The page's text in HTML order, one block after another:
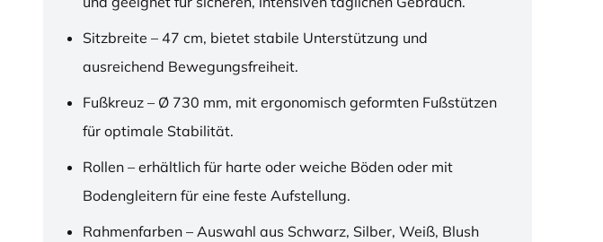
Sitzbreite – 47 cm, bietet stabile Unterstützung und
ausreichend Bewegungsfreiheit.
Fußkreuz – Ø 730 mm, mit ergonomisch geformten Fußstützen
für optimale Stabilität.
Rollen – erhältlich für harte oder weiche Böden oder mit
Bodengleitern für eine feste Aufstellung.
Rahmenfarben – Auswahl aus Schwarz, Silber, Weiß, Blush